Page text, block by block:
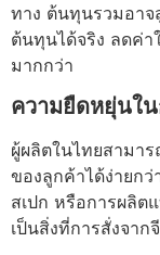
ทาง ต้นทุนรวมอาจ
ต้นทุนได้จริง ลดค่า
มากกว่า
ความยืดหยุ่นใ
ผู้ผลิตในไทยสามา
ของลูกค้าได้ง่ายกว่
สเปก หรือการผลิต
เป็นสิ่งที่การสั่งจาก